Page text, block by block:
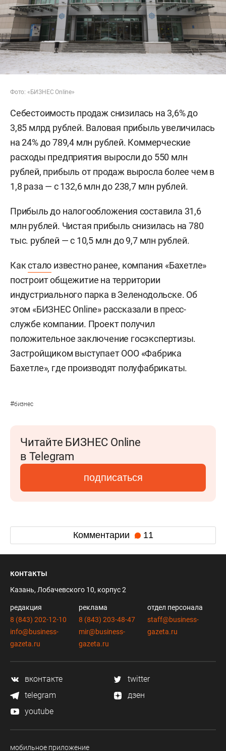
Фото: «БИЗНЕС Online»
Себестоимость продаж снизилась на 3,6% до
3,85 млрд рублей. Валовая прибыль увеличилась
на 24% до 789,4 млн рублей. Коммерческие
расходы предприятия выросли до 550 млн
рублей, прибыль от продаж выросла более чем в
1,8 раза — с 132,6 млн до 238,7 млн рублей.
Прибыль до налогообложения составила 31,6
млн рублей. Чистая прибыль снизилась на 780
тыс. рублей — с 10,5 млн до 9,7 млн рублей.
Какстало известно ранее, компания «Бахетле»
построит общежитие на территории
индустриального парка в Зеленодольске. Об
этом «БИЗНЕС Online» рассказали в пресс-
службе компании. Проект получил
положительное заключение госэкспертизы.
Застройщиком выступает ООО «Фабрика
Бахетле», где производят полуфабрикаты.
#бизнес
Читайте БИЗНЕС Online
в Telegram
подписаться
Комментарии 11
контакты
Казань, Лобачевского 10, корпус 2
редакция
8 (843) 202-12-10
info@business-
gazeta.ru
реклама
8 (843) 203-48-47
mir@business-
gazeta.ru
отдел персонала
staff@business-
gazeta.ru
вконтакте
twitter
telegram
дзен
youtube
мобильное приложение